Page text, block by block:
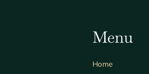
Menu
Home